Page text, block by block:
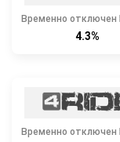
Временно отключен
4.3%
Временно отключен